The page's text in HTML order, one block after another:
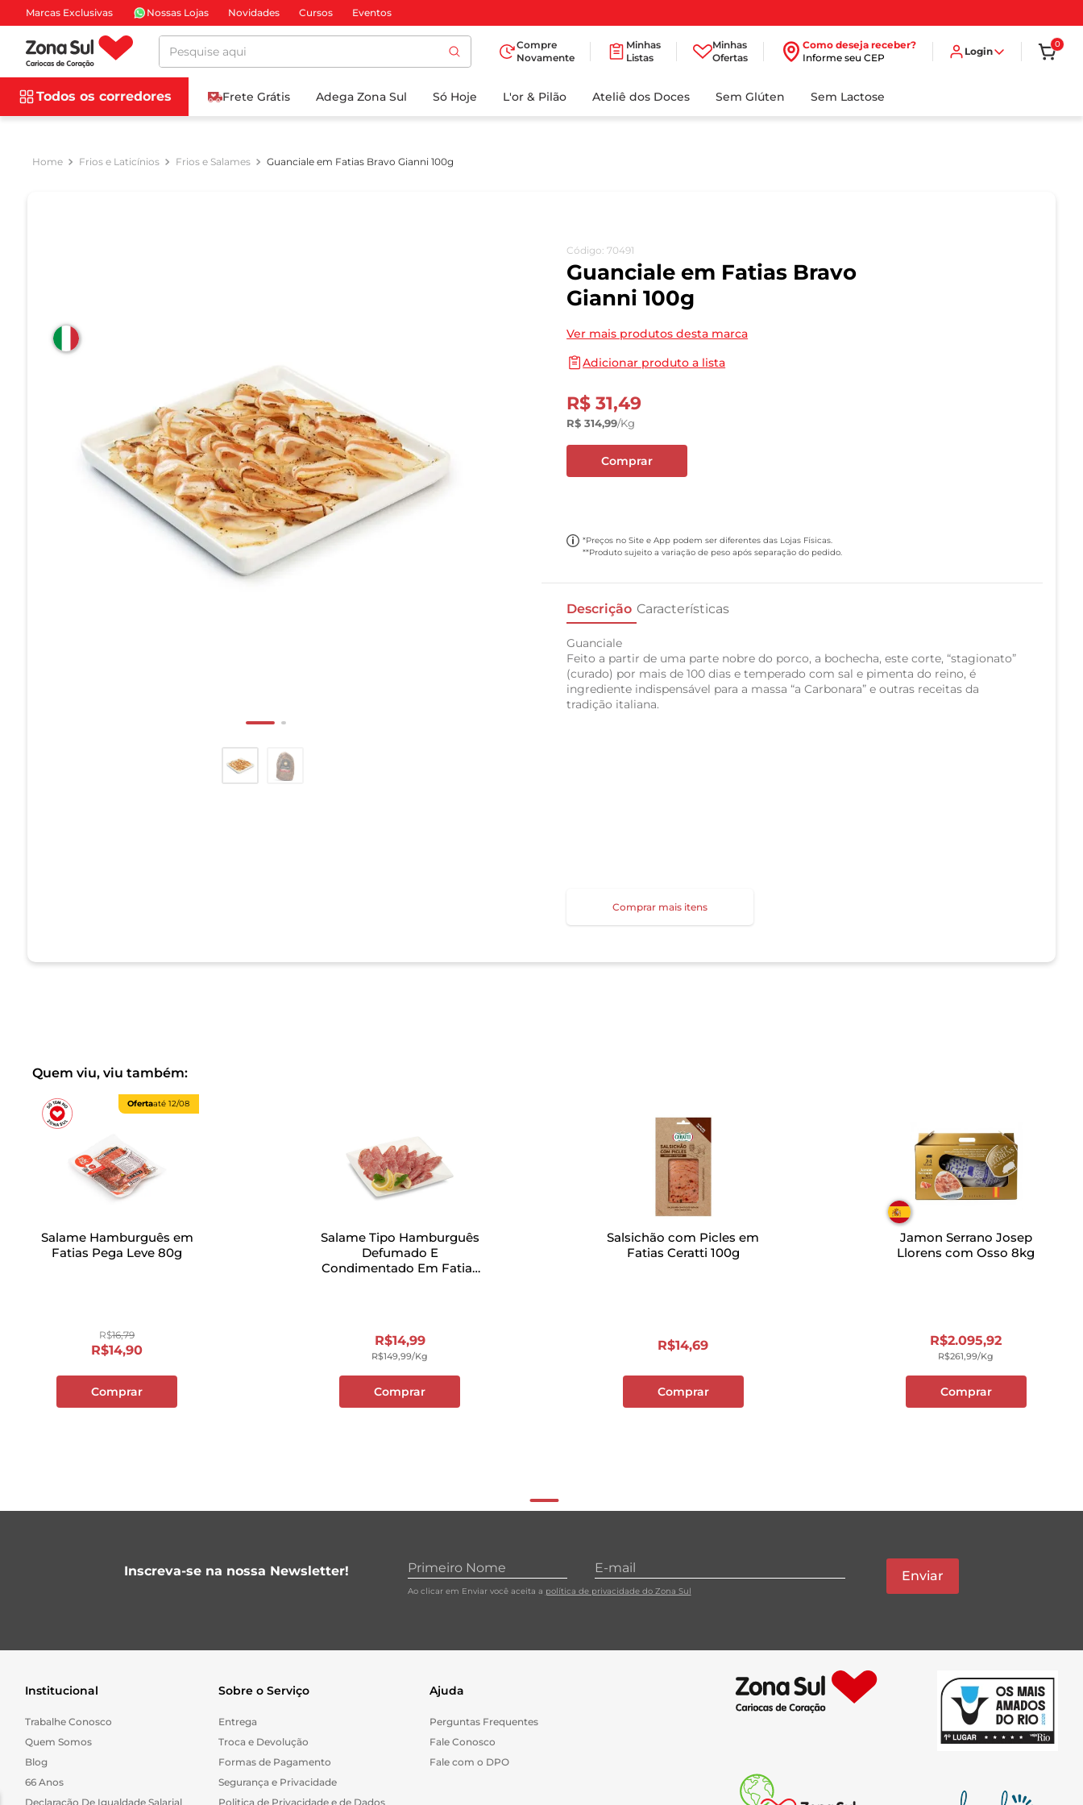
Marcas Exclusivas Nossas Lojas Novidades Cursos Eventos
Pesquise aqui
Compre
Novamente
Minhas
Listas
Minhas
Ofertas
Como deseja receber?
Informe seu CEP
Login
0
Todos os corredores Frete Grátis Adega Zona Sul Só Hoje L'or & Pilão Ateliê dos Doces Sem Glúten Sem Lactose
Frios e Laticínios Frios e Salames Guanciale em Fatias Bravo Gianni 100g
Código:70491
Guanciale em Fatias Bravo
Gianni 100g
Ver mais produtos desta marca
Adicionar produto a lista
R$ 31,49
R$ 314,99/kg
Comprar
*Preços no Site e App podem ser diferentes das Lojas Físicas.
**Produto sujeito a variação de peso após separação do pedido.
Descrição Características
Guanciale
Feito a partir de uma parte nobre do porco, a bochecha, este corte, “stagionato”
(curado) por mais de 100 dias e temperado com sal e pimenta do reino, é
ingrediente indispensável para a massa “a Carbonara” e outras receitas da
tradição italiana.
Comprar mais itens
Quem viu, viu também:
Ofertaaté12/08
Salame Hamburguês em
Fatias Pega Leve 80g
R$16,79
R$14,90
Comprar
Salame Tipo Hamburguês
Defumado E
Condimentado Em Fatias
R$14,99
R$149,99/kg
Comprar
Salsichão com Picles em
Fatias Ceratti 100g
R$14,69
Comprar
Jamon Serrano Josep
Llorens com Osso 8kg
R$2.095,92
R$261,99/kg
Comprar
Inscreva-se na nossa Newsletter!
Ao clicar em Enviar você aceita a política de privacidade do Zona Sul
Enviar
Institucional
Trabalhe Conosco
Quem Somos
Blog
66 Anos
Declaração De Igualdade Salarial
Sobre o Serviço
Entrega
Troca e Devolução
Formas de Pagamento
Segurança e Privacidade
Politica de Privacidade e de Dados
Ajuda
Perguntas Frequentes
Fale Conosco
Fale com o DPO
BUSCADOS